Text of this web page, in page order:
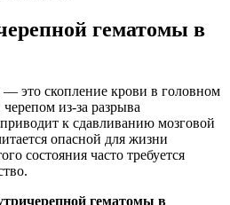
гематомы в
это скопление крови в головном
из-за разрыва
к сдавливанию мозговой
опасной для жизни
состояния часто требуется
гематомы в